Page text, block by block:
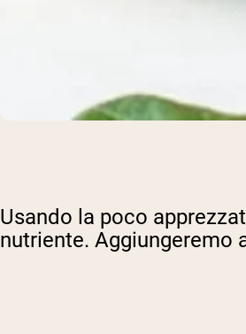
Usando la poco
nutriente. Aggiungeremo